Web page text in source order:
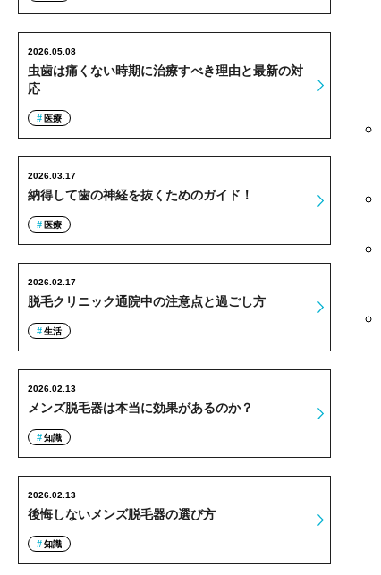
虫歯は痛くない時期に治療すべき理由と最新の対
応
2026.05.08
医療
納得して歯の神経を抜くためのガイド！
2026.03.17
医療
脱毛クリニック通院中の注意点と過ごし方
2026.02.17
生活
メンズ脱毛器は本当に効果があるのか？
2026.02.13
知識
後悔しないメンズ脱毛器の選び方
2026.02.13
知識